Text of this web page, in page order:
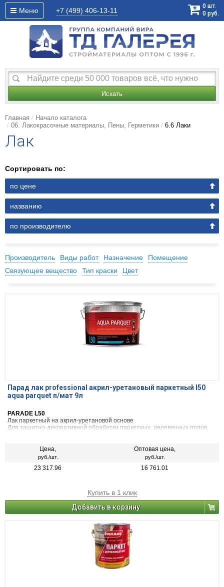
Меню +7 (499) 406-13-11
0 шт.
0 руб.
Искать
Главная
Начало каталога
06. Лакокрасочные материалы, Пены, Герметики
6.6 Лаки
Лак
Сортировать по:
по цене
названию
по производителю
Производитель Виды работ Назначение
Помещение
Связующее вещество
Тип краски Цвет
Парад лак professional акрил-уретановый паркетный l50
aqua parquet п/мат 9л
PARADE L50
Лак паркетный на акрил-уретановой основе
Для защитно-декоративной обработки паркетных, деревянных полов,
Цена,
руб./шт.
Оптовая цена,
руб./шт.
23 317.96 16 761.01
Купить в 1 клик
Добавить в корзину